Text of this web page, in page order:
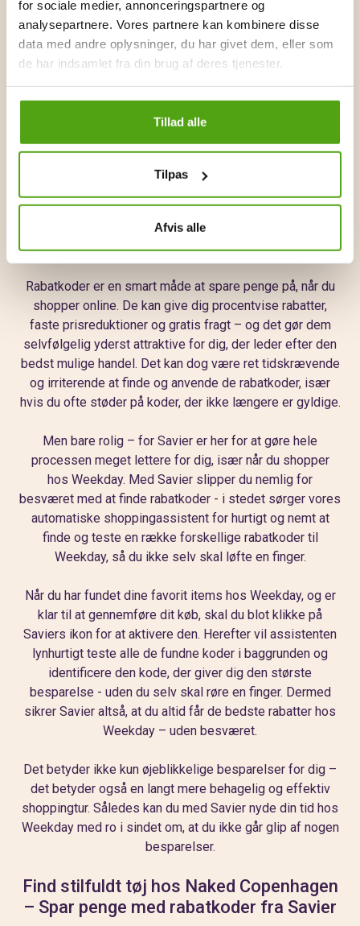
for sociale medier, annonceringspartnere og
analysepartnere. Vores partnere kan kombinere disse
data med andre oplysninger, du har givet dem, eller som
de har indsamlet fra din brug af deres tjenester.
Tillad alle
Tilpas
Afvis alle
Med sæsonmæssige udsalg og flash-tilbud henvendt
mod de nyeste trends med nedsatte priser, er det oplagt
for dig, der altid er på jagt efter en god handel.
Weekdays brugervenlige interface og mobil-app
afspejler deres engagement i digital innovation, hvilket
sikrer en sjov og effektiv shoppingoplevelse. Med
beløb) samt en problemfri returpolitik bestræber
Weekday sig på at opretholde høj kundetilfredshed.
Rabatkoder er en smart måde at spare penge på, når du
shopper online. De kan give dig procentvise rabatter,
faste prisreduktioner og gratis fragt – og det gør dem
selvfølgelig yderst attraktive for dig, der leder efter den
bedst mulige handel. Det kan dog være ret tidskrævende
og irriterende at finde og anvende de rabatkoder, især
hvis du ofte støder på koder, der ikke længere er gyldige.
Men bare rolig – for Savier er her for at gøre hele
processen meget lettere for dig, især når du shopper
hos Weekday. Med Savier slipper du nemlig for
besværet med at finde rabatkoder - i stedet sørger vores
automatiske shoppingassistent for hurtigt og nemt at
finde og teste en række forskellige rabatkoder til
Weekday, så du ikke selv skal løfte en finger.
Når du har fundet dine favorit items hos Weekday, og er
klar til at gennemføre dit køb, skal du blot klikke på
Saviers ikon for at aktivere den. Herefter vil assistenten
lynhurtigt teste alle de fundne koder i baggrunden og
identificere den kode, der giver dig den største
besparelse - uden du selv skal røre en finger. Dermed
sikrer Savier altså, at du altid får de bedste rabatter hos
Weekday – uden besværet.
Det betyder ikke kun øjeblikkelige besparelser for dig –
det betyder også en langt mere behagelig og effektiv
shoppingtur. Således kan du med Savier nyde din tid hos
Weekday med ro i sindet om, at du ikke går glip af nogen
besparelser.
Find stilfuldt tøj hos Naked Copenhagen
– Spar penge med rabatkoder fra Savier